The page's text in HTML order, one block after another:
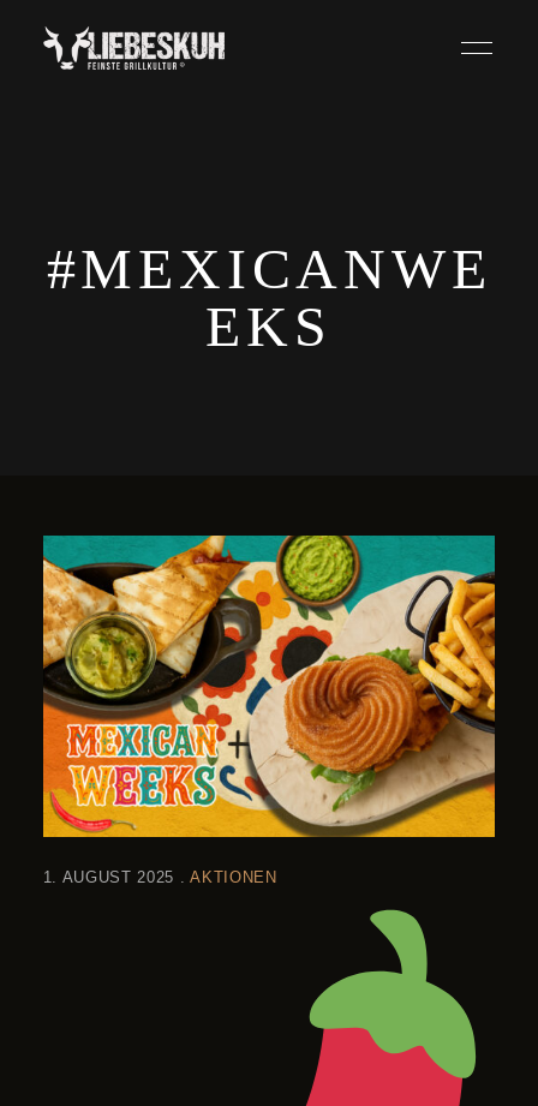
#MEXICANWE
EKS
1. AUGUST 2025 AKTIONEN